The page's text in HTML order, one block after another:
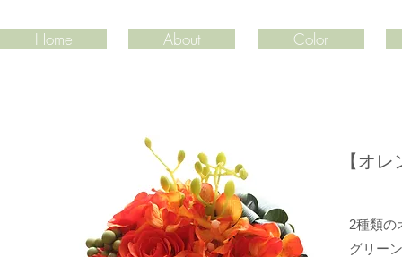
Home About Color
【オ
2種類の
グリー